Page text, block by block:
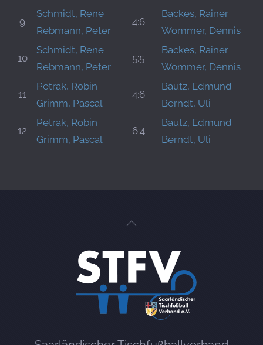
9
Schmidt, Rene
Rebmann, Peter
4:6
Backes, Rainer
Wommer, Dennis
10
Schmidt, Rene
Rebmann, Peter
5:5
Backes, Rainer
Wommer, Dennis
11
Petrak, Robin
Grimm, Pascal
4:6
Bautz, Edmund
Berndt, Uli
12
Petrak, Robin
Grimm, Pascal
6:4
Bautz, Edmund
Berndt, Uli